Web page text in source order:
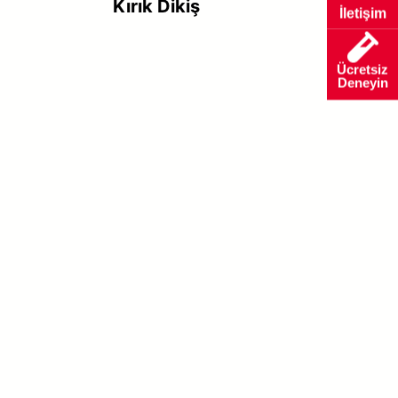
Kırık Dikiş İletişim
Ücretsiz
Deneyin